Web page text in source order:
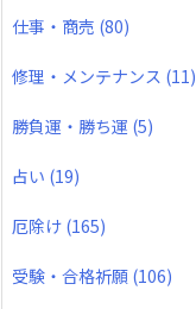
仕事・商売 (80)
修理・メンテナンス (11)
勝負運・勝ち運 (5)
占い (19)
厄除け (165)
受験・合格祈願 (106)